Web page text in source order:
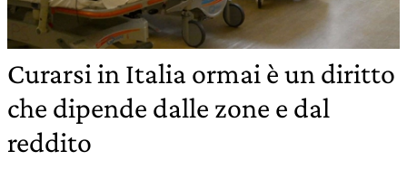
Curarsi in Italia ormai è un diritto
che dipende dalle zone e dal
reddito